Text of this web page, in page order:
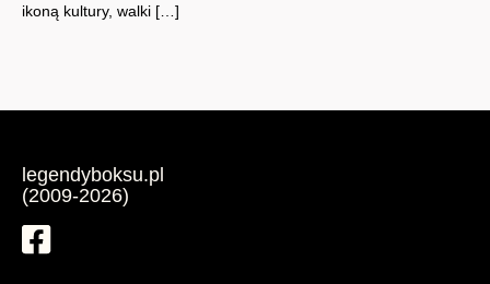
ikoną kultury, walki […]
legendyboksu.pl
(2009-2026)